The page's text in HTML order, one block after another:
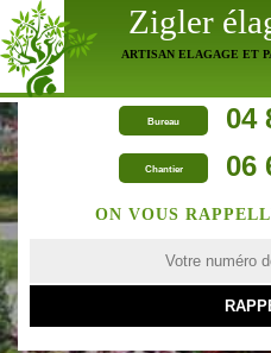
Zigler
ARTISAN ELAGAGE ET
Bureau 04
Chantier 06
ON VOUS